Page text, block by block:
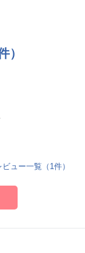
）
ビュー一覧（1件）